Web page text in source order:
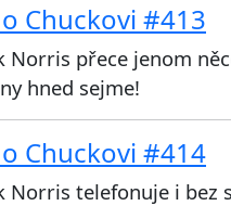
Chuckovi #413
Norris přece jenom
hned sejme!
Chuckovi #414
Norris telefonuje i bez